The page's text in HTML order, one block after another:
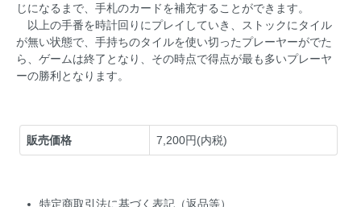
じになるまで、手札のカードを補充することができます。
以上の手番を時計回りにプレイしていき、ストックにタイル
が無い状態で、手持ちのタイルを使い切ったプレーヤーがでた
ら、ゲームは終了となり、その時点で得点が最も多いプレーヤ
ーの勝利となります。
販売価格 7,200円(内税)
特定商取引法に基づく表記（返品等）